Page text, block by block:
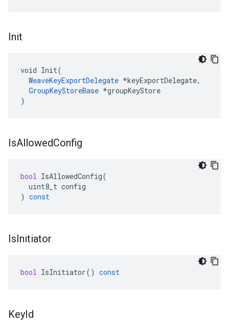
Init
void Init(
WeaveKeyExportDelegate *keyExportDelegate,
GroupKeyStoreBase *groupKeyStore
)
IsAllowedConfig
bool IsAllowedConfig(
uint8_t config
) const
IsInitiator
bool IsInitiator() const
KeyId